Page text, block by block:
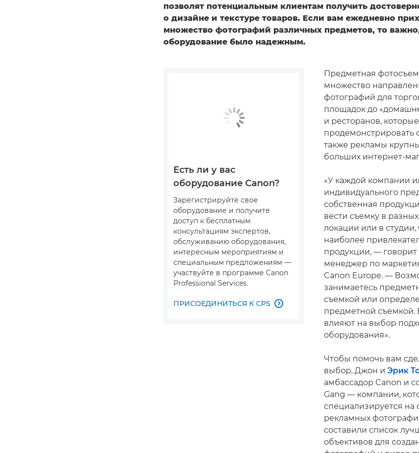
позволят потенциальным клиентам получить
о дизайне и текстуре товаров. Если вам ежедневно
множество фотографий различных предметов, то
оборудование было надежным.
Предметная
множество
фотографий для
площадок до
и ресторанов, которые
продемонстрировать
также рекламы
больших интернет-
«У каждой компании
индивидуального
собственная
вести съемку в
локации или в студии,
наиболее
продукции, —
менеджер по
Canon Europe. —
занимаетесь
съемкой или
предметной съемкой.
влияют на выбор
оборудования».
Чтобы помочь вам
выбор, Джон и Эрик
амбассадор Canon и
Gang — компании,
специализируется на
рекламных
составили список
объективов для
Есть ли у вас
оборудование Canon?
Зарегистрируйте свое
оборудование и получите
доступ к бесплатным
консультациям экспертов,
обслуживанию оборудования,
интересным мероприятиям и
специальным предложениям —
участвуйте в программе Canon
Professional Services.
ПРИСОЕДИНИТЬСЯ К CPS 